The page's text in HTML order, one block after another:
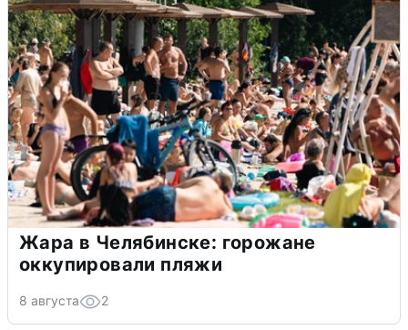
Жара в Челябинске: горожане
оккупировали пляжи
8 августа 2